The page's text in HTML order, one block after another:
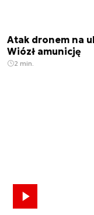
Atak dronem na
Wiózł amunicję
2 min.